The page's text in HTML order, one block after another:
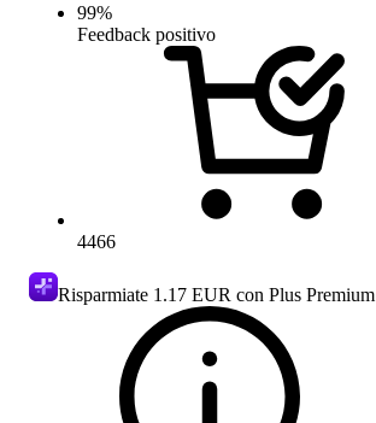
99%
Feedback positivo
4466
Risparmiate 1.17 EUR con Plus Premium